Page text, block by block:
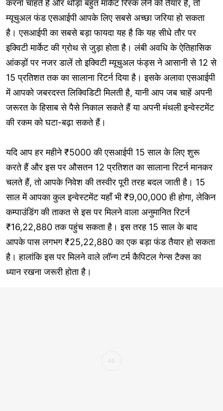
करना चाहते हैं और थोड़ा बहुत मार्केट रिस्क लेने को तैयार हैं, तो
म्यूचुअल फंड एसआईपी आपके लिए सबसे अच्छा जरिया हो सकता
है। एसआईपी का सबसे बड़ा फायदा यह है कि यह सीधे तौर पर
इक्विटी मार्केट की ग्रोथ से जुड़ा होता है। लंबी अवधि के ऐतिहासिक
आंकड़ों पर नजर डालें तो इक्विटी म्यूचुअल फंड्स ने आसानी से 12 से
15 प्रतिशत तक का सालाना रिटर्न दिया है। इसके अलावा एसआईपी
में आपको जबरदस्त लिक्विडिटी मिलती है, यानी आप जब चाहें अपनी
जरूरत के हिसाब से पैसे निकाल सकते हैं या अपनी मंथली इन्वेस्टमेंट
की रकम को घटा-बढ़ा सकते हैं।
यदि आप हर महीने ₹5000 की एसआईपी 15 साल के लिए शुरू
करते हैं और इस पर औसतन 12 प्रतिशत का सालाना रिटर्न मानकर
चलते हैं, तो आपके निवेश की तस्वीर पूरी तरह बदल जाती है। 15
साल में आपका कुल इन्वेस्टमेंट यहाँ भी ₹9,00,000 ही होगा, लेकिन
कम्पाउंडिंग की ताकत से इस पर मिलने वाला अनुमानित रिटर्न
₹16,22,880 तक पहुंच सकता है। इस तरह 15 साल के बाद
आपके पास लगभग ₹25,22,880 का एक बड़ा फंड तैयार हो सकता
है। हालांकि इस पर मिलने वाले लॉन्ग टर्म कैपिटल गेन्स टैक्स का
ध्यान रखना जरूरी होता है।